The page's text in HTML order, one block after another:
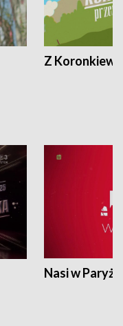
Z
Nasi w Paryżu